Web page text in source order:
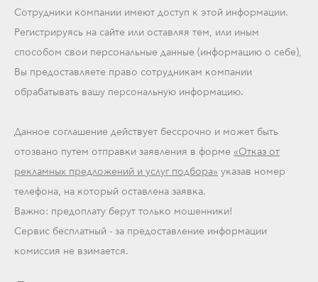
Сотрудники компании имеют доступ к этой информации.
Регистрируясь на сайте или оставляя тем, или иным
способом свои персональные данные (информацию о себе),
Вы предоставляете право сотрудникам компании
обрабатывать вашу персональную информацию.
Данное соглашение действует бессрочно и может быть
отозвано путем отправки заявления в форме «Отказ от
рекламных предложений и услуг подбора» указав номер
телефона, на который оставлена заявка.
Важно: предоплату берут только мошенники!
Сервис бесплатный - за предоставление информации
комиссия не взимается.